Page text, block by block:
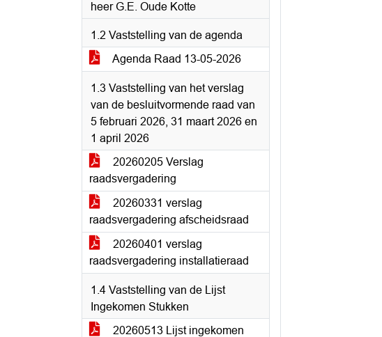
heer G.E. Oude Kotte
1.2 Vaststelling van de agenda
Agenda Raad 13-05-2026
1.3 Vaststelling van het verslag
van de besluitvormende raad van
5 februari 2026, 31 maart 2026 en
1 april 2026
20260205 Verslag
raadsvergadering
20260331 verslag
raadsvergadering afscheidsraad
20260401 verslag
raadsvergadering installatieraad
1.4 Vaststelling van de Lijst
Ingekomen Stukken
20260513 Lijst ingekomen